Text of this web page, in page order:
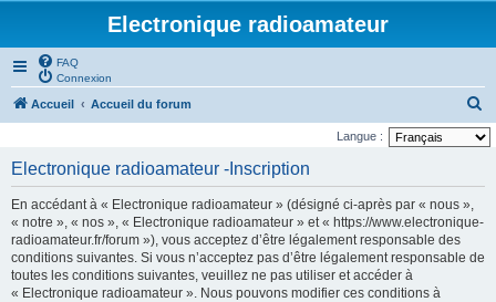
Electronique radioamateur
FAQ
Connexion
Accueil Accueil du forum
e
Langue :
Electronique radioamateur -Inscription
En accédant à « Electronique radioamateur » (désigné ci-après par « nous »,
« notre », « nos », « Electronique radioamateur » et « https://www.electronique-
radioamateur.fr/forum »), vous acceptez d’être légalement responsable des
conditions suivantes. Si vous n’acceptez pas d’être légalement responsable de
toutes les conditions suivantes, veuillez ne pas utiliser et accéder à
« Electronique radioamateur ». Nous pouvons modifier ces conditions à